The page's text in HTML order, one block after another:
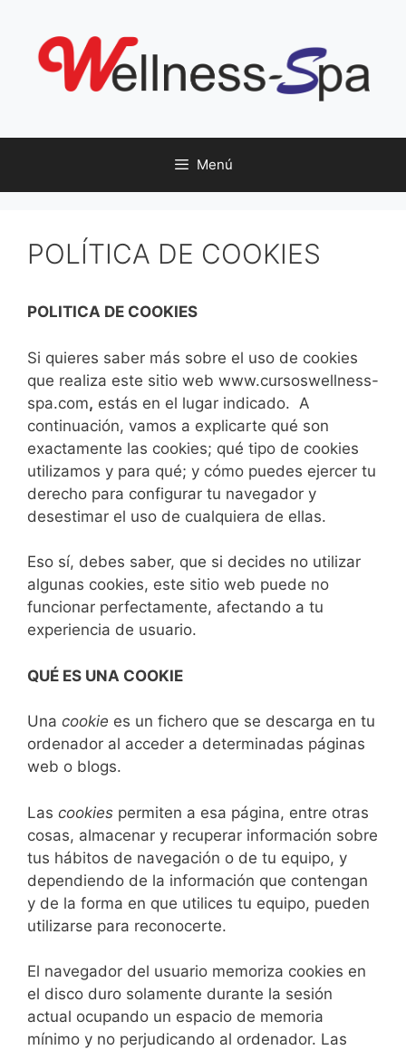
contenido
Menú
POLÍTICA DE COOKIES
POLITICA DE COOKIES
Si quieres saber más sobre el uso de cookies
que realiza este sitio web www.cursoswellness-
spa.com, estás en el lugar indicado. A
continuación, vamos a explicarte qué son
exactamente las cookies; qué tipo de cookies
utilizamos y para qué; y cómo puedes ejercer tu
derecho para configurar tu navegador y
desestimar el uso de cualquiera de ellas.
Eso sí, debes saber, que si decides no utilizar
algunas cookies, este sitio web puede no
funcionar perfectamente, afectando a tu
experiencia de usuario.
QUÉ ES UNA COOKIE
Una cookie es un fichero que se descarga en tu
ordenador al acceder a determinadas páginas
web o blogs.
Las cookies permiten a esa página, entre otras
cosas, almacenar y recuperar información sobre
tus hábitos de navegación o de tu equipo, y
dependiendo de la información que contengan
y de la forma en que utilices tu equipo, pueden
utilizarse para reconocerte.
El navegador del usuario memoriza cookies en
el disco duro solamente durante la sesión
actual ocupando un espacio de memoria
mínimo y no perjudicando al ordenador. Las